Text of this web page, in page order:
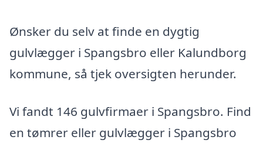
Ønsker du selv at finde en dygtig
gulvlægger i Spangsbro eller Kalundborg
kommune, så tjek oversigten herunder.
Vi fandt 146 gulvfirmaer i Spangsbro. Find
en tømrer eller gulvlægger i Spangsbro